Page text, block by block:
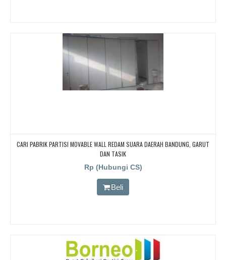
CARI PABRIK PARTISI MOVABLE WALL REDAM SUARA DAERAH BANDUNG, GARUT
DAN TASIK
Rp (Hubungi CS)
Beli